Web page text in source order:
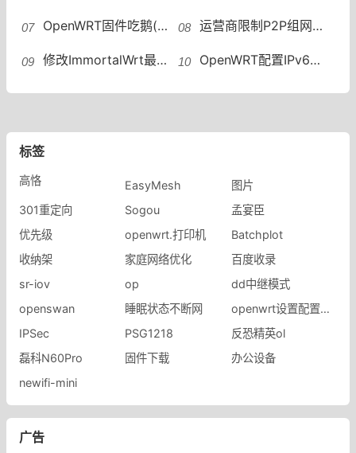
OpenWRT固件吃鹅(DAE) 个人配置分享 运营商限制P2P组网怎么办？OpenWRT远程组网绕过限速
修改ImmortalWrt最大连接数方法OpenWRT修改最大连接数 OpenWRT配置IPv6中继WAN6接口没有DHCP OpenWRT IPv6中继
标签
高恪 EasyMesh
图片
301重定向
Sogou
孟宴臣
优先级
openwrt.打印机
Batchplot
收纳架
家庭网络优化
百度收录
sr-iov
op
dd中继模式
openswan
睡眠状态不断网
openwrt设置配置丢失
IPSec
PSG1218
反恐精英ol
磊科N60Pro
固件下载
办公设备
newifi-mini
广告